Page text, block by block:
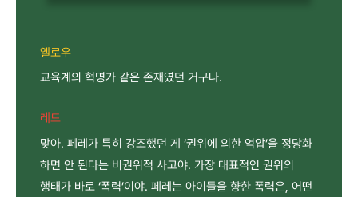
옐로우
교육계의 혁명가 같은 존재였던 거구나.
레드
맞아. 페레가 특히 강조했던 게 ‘권위에 의한 억압’을 정당화
하면 안 된다는 비권위적 사고야. 가장 대표적인 권위의
행태가 바로 ‘폭력’이야. 페레는 아이들을 향한 폭력은, 어떤